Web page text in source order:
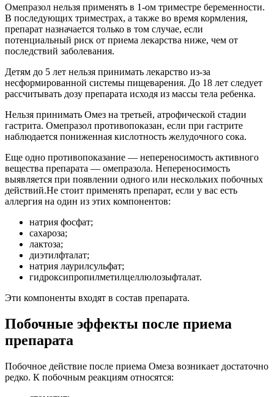
Омепразол нельзя применять в 1-ом триместре беременности.
В последующих триместрах, а также во время кормления,
препарат назначается только в том случае, если
потенциальный риск от приема лекарства ниже, чем от
последствий заболевания.
Детям до 5 лет нельзя принимать лекарство из-за
несформированной системы пищеварения. До 18 лет следует
рассчитывать дозу препарата исходя из массы тела ребенка.
Нельзя принимать Омез на третьей, атрофической стадии
гастрита. Омепразол противопоказан, если при гастрите
наблюдается пониженная кислотность желудочного сока.
Еще одно противопоказание — непереносимость активного
вещества препарата — омепразола. Непереносимость
выявляется при появлении одного или нескольких побочных
действий.Не стоит применять препарат, если у вас есть
аллергия на один из этих компонентов:
натрия фосфат;
сахароза;
лактоза;
диэтилфталат;
натрия лаурилсульфат;
гидроксипропилметилцеллюлозыфталат.
Эти компоненты входят в состав препарата.
Побочные эффекты после приема
препарата
Побочное действие после приема Омеза возникает достаточно
редко. К побочным реакциям относятся: